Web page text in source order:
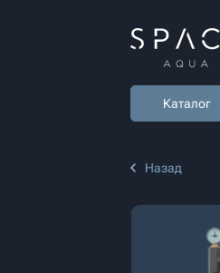
Каталог
Назад